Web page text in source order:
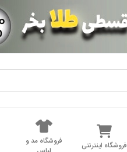
فروشگاه اینترنتی
فروشگاه مد و